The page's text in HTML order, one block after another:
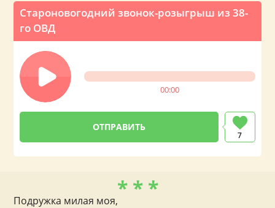
Староновогодний звонок-розыгрыш из 38-
го ОВД
00:00
7
* * *
Подружка милая моя,